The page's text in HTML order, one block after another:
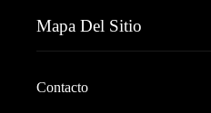
Mapa Del Sitio
Contacto